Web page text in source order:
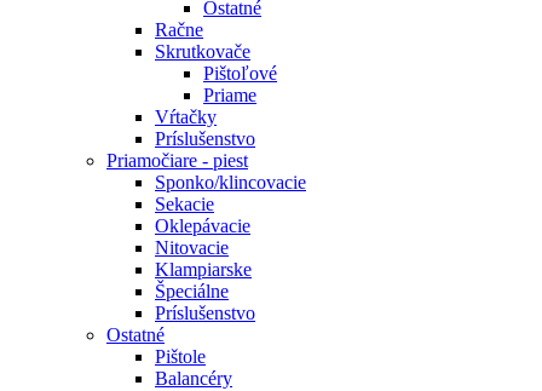
Ostatné
Račne
Skrutkovače
Pištoľové
Priame
Vŕtačky
Príslušenstvo
Priamočiare - piest
Sponko/klincovacie
Sekacie
Oklepávacie
Nitovacie
Klampiarske
Špeciálne
Príslušenstvo
Ostatné
Pištole
Balancéry